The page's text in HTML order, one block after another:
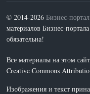
© 2014-2026Бизнес-
материалов Бизнес-
обязательна!
Все материалы на этом
Creative Commons
Изображения и текст